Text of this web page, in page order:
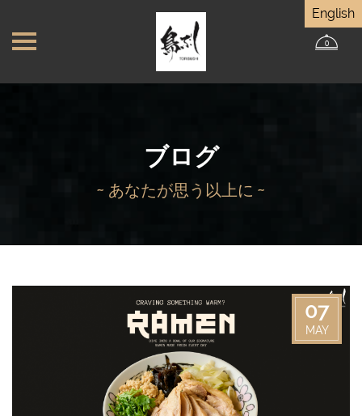
English
0
ブログ
~ あなたが思う以上に ~
07
MAY